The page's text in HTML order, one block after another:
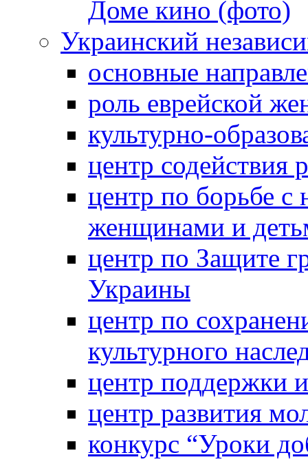
Доме кино (фото)
Украинский
основные
роль еврейской
культурно-
центр содействия
центр по борьбе с
женщинами и
центр по Защите
Украины
центр по
культурного
центр поддержки
центр развития
конкурс “Уроки